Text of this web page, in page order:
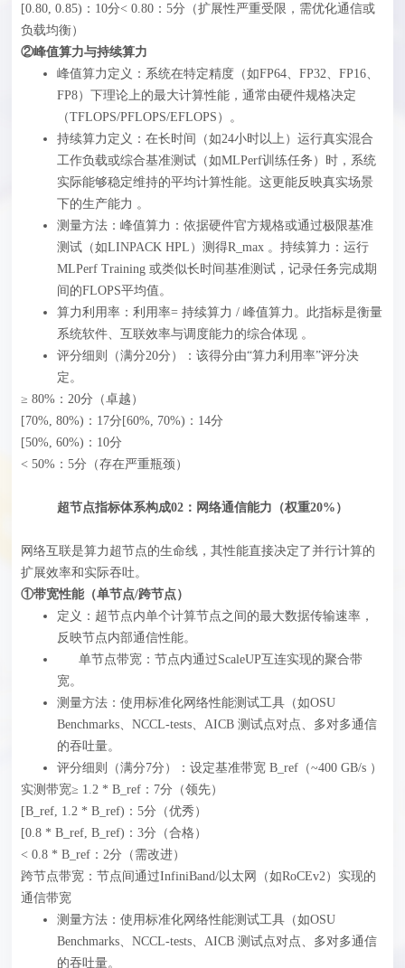
[0.80, 0.85)：10分< 0.80：5分（扩展性严重受限，需优化通信或
负载均衡）
②峰值算力与持续算力
峰值算力定义：系统在特定精度（如FP64、FP32、FP16、
FP8）下理论上的最大计算性能，通常由硬件规格决定
（TFLOPS/PFLOPS/EFLOPS）。
持续算力定义：在长时间（如24小时以上）运行真实混合
工作负载或综合基准测试（如MLPerf训练任务）时，系统
实际能够稳定维持的平均计算性能。这更能反映真实场景
下的生产能力 。
测量方法：峰值算力：依据硬件官方规格或通过极限基准
测试（如LINPACK HPL）测得R_max 。持续算力：运行
MLPerf Training 或类似长时间基准测试，记录任务完成期
间的FLOPS平均值。
算力利用率：利用率= 持续算力 / 峰值算力。此指标是衡量
系统软件、互联效率与调度能力的综合体现 。
评分细则（满分20分）‍：该得分由“算力利用率”评分决
定。
≥ 80%：20分（卓越）
[70%, 80%)：17分[60%, 70%)：14分
[50%, 60%)：10分
< 50%：5分（存在严重瓶颈）
超节点指标体系构成02：网络通信能力（权重20%）
网络互联是算力超节点的生命线，其性能直接决定了并行计算的
扩展效率和实际吞吐。
①带宽性能（单节点/跨节点）
定义：超节点内单个计算节点之间的最大数据传输速率，
反映节点内部通信性能。
单节点带宽：节点内通过ScaleUP互连实现的聚合带
宽。
测量方法：使用标准化网络性能测试工具（如OSU
Benchmarks、NCCL-tests、AICB 测试点对点、多对多通信
的吞吐量。
评分细则（满分7分）‍：设定基准带宽 B_ref（~400 GB/s ）
实测带宽≥ 1.2 * B_ref：7分（领先）
[B_ref, 1.2 * B_ref)：5分（优秀）
[0.8 * B_ref, B_ref)：3分（合格）
< 0.8 * B_ref：2分（需改进）
跨节点带宽：节点间通过InfiniBand/以太网（如RoCEv2）实现的
通信带宽
测量方法：使用标准化网络性能测试工具（如OSU
Benchmarks、NCCL-tests、AICB 测试点对点、多对多通信
的吞吐量。